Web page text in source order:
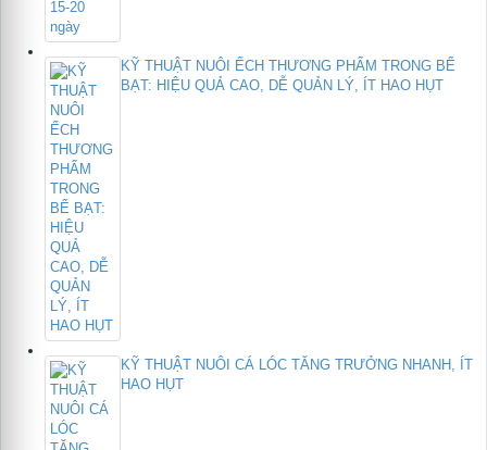
KỸ THUẬT NUÔI ẾCH THƯƠNG PHẨM TRONG BỂ
BẠT: HIỆU QUẢ CAO, DỄ QUẢN LÝ, ÍT HAO HỤT
KỸ THUẬT NUÔI CÁ LÓC TĂNG TRƯỞNG NHANH, ÍT
HAO HỤT